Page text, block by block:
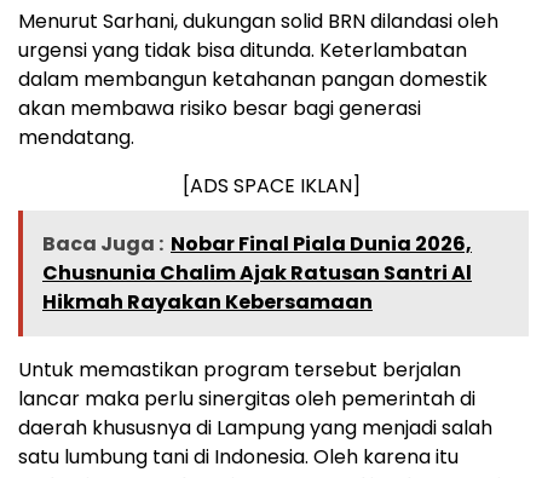
Menurut Sarhani, dukungan solid BRN dilandasi oleh
urgensi yang tidak bisa ditunda. Keterlambatan
dalam membangun ketahanan pangan domestik
akan membawa risiko besar bagi generasi
mendatang.
[ADS SPACE IKLAN]
Baca Juga : Nobar Final Piala Dunia 2026,
Chusnunia Chalim Ajak Ratusan Santri Al
Hikmah Rayakan Kebersamaan
Untuk memastikan program tersebut berjalan
lancar maka perlu sinergitas oleh pemerintah di
daerah khususnya di Lampung yang menjadi salah
satu lumbung tani di Indonesia. Oleh karena itu